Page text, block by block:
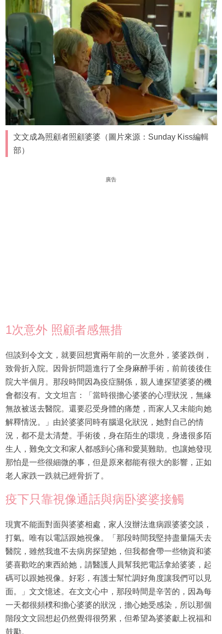
文文成為照顧者照顧婆婆（圖片來源：Sunday Kiss編輯
部）
廣告
1次意外 照顧者感無措
但談到令文文，就要回想實兩年前的一次意外，婆婆跌倒，
致骨折入院。因骨折問題進行了全身麻醉手術，前前後後住
院大半個月。那段時間因為疫症關係，親人連探望婆婆的機
會都沒有。文文坦言：「當時很擔心婆婆的心理狀況，無緣
無故被送去醫院。還要忍受身體的痛楚，而家人又未能向她
解釋情況。」由於婆婆同時有腦退化狀況，她對自己的情
況，都不是太清楚。手術後，身在陌生的環境，身邊很多陌
生人，難免文文和家人都感到心痛和愛莫難助。也讓她發現
那怕是一些很細微的事，但是原來都能有很大的影響，正如
老人家跌一跌就已經骨折了。
疫下只靠視像通話與病卧婆婆接觸
現實不能面對面與婆婆相處，家人沒辦法進病跟婆婆交談，
打氣。唯有以電話跟她視像。「那段時間我堅持盡量隔天去
醫院，雖然我進不去病房探望她，但我都會帶一些物資和婆
婆喜歡吃的東西給她，請醫護人員幫我把電話拿給婆婆，起
碼可以跟她視像。好彩，有護士幫忙調好角度讓我們可以見
面。」文文憶述。在文文心中，那段時間是辛苦的，因為每
一天都很頻樸和擔心婆婆的狀況，擔心她受感染，所以那個
階段文文回想起仍然覺得很勞累，但希望為婆婆獻上祝福和
鼓勵。